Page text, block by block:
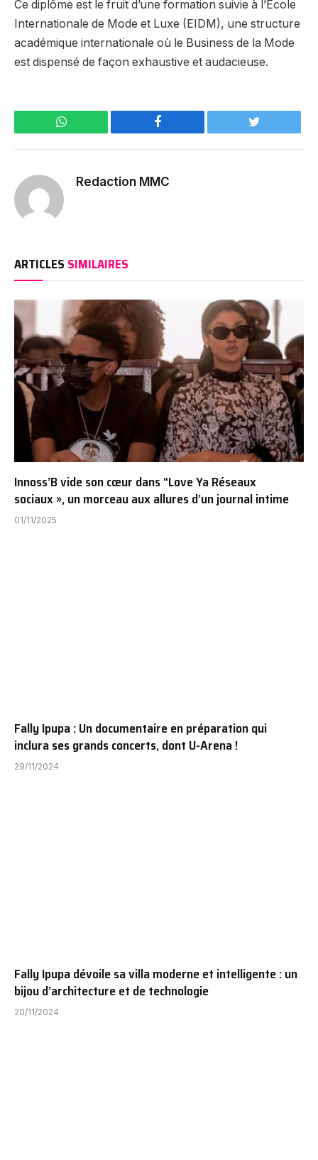
Ce diplôme est le fruit d’une formation suivie à l’Ecole
Internationale de Mode et Luxe (EIDM), une structure
académique internationale où le Business de la Mode
est dispensé de façon exhaustive et audacieuse.
WhatsApp Facebook Twitter
Redaction MMC
ARTICLES SIMILAIRES
Innoss’B vide son cœur dans “Love Ya Réseaux
sociaux », un morceau aux allures d’un journal intime
01/11/2025
Fally Ipupa : Un documentaire en préparation qui
inclura ses grands concerts, dont U-Arena !
29/11/2024
Fally Ipupa dévoile sa villa moderne et intelligente : un
bijou d’architecture et de technologie
20/11/2024